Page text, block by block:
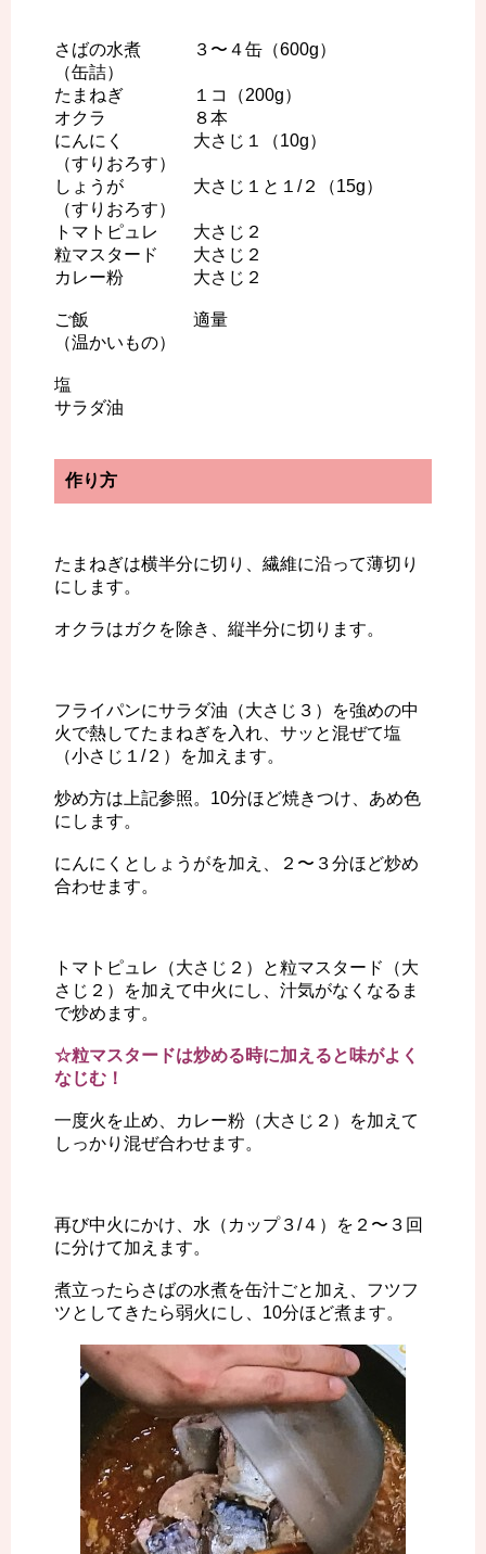
さばの水煮 ３〜４缶（600g）
（缶詰）
たまねぎ １コ（200g）
オクラ ８本
にんにく 大さじ１（10g）
（すりおろす）
しょうが 大さじ１と１/２（15g）
（すりおろす）
トマトピュレ 大さじ２
粒マスタード 大さじ２
カレー粉 大さじ２
ご飯 適量
（温かいもの）
塩
サラダ油
作り方
たまねぎは横半分に切り、繊維に沿って薄切り
にします。
オクラはガクを除き、縦半分に切ります。
フライパンにサラダ油（大さじ３）を強めの中
火で熱してたまねぎを入れ、サッと混ぜて塩
（小さじ１/２）を加えます。
炒め方は上記参照。10分ほど焼きつけ、あめ色
にします。
にんにくとしょうがを加え、２〜３分ほど炒め
合わせます。
トマトピュレ（大さじ２）と粒マスタード（大
さじ２）を加えて中火にし、汁気がなくなるま
で炒めます。
☆粒マスタードは炒める時に加えると味がよく
なじむ！
一度火を止め、カレー粉（大さじ２）を加えて
しっかり混ぜ合わせます。
再び中火にかけ、水（カップ３/４）を２〜３回
に分けて加えます。
煮立ったらさばの水煮を缶汁ごと加え、フツフ
ツとしてきたら弱火にし、10分ほど煮ます。